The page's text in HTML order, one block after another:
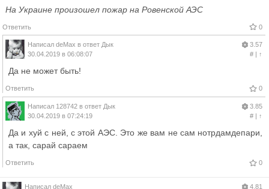
На Украине произошел пожар на Ровенской АЭС
Ответить 0
Написал deMax в ответ Дык
30.04.2019 в 06:08:07
3.57
#| ↑
Да не может быть!
Ответить 0
Написал 128742 в ответ Дык
30.04.2019 в 07:24:19
3.85
#| ↑
Да и хуй с ней, с этой АЭС. Это же вам не сам нотрдамдепари,
а так, сарай сараем
Ответить 0
Написал deMax
4.81